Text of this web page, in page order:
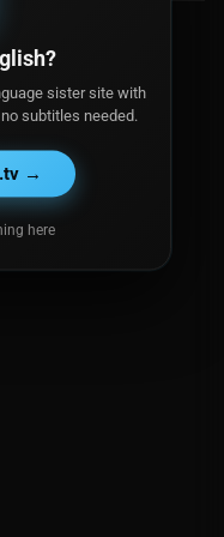
sister site with
subtitles needed.
→
here